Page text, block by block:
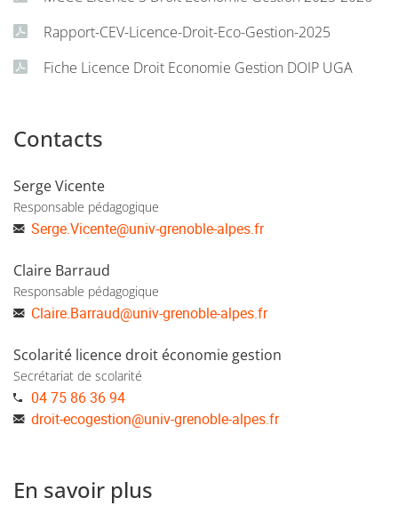
Rapport-CEV-Licence-Droit-Eco-Gestion-2025
Fiche Licence Droit Economie Gestion DOIP UGA
Contacts
Serge Vicente
Responsable pédagogique
Serge.Vicente@univ-grenoble-alpes.fr
Claire Barraud
Responsable pédagogique
Claire.Barraud@univ-grenoble-alpes.fr
Scolarité licence droit économie gestion
Secrétariat de scolarité
04 75 86 36 94
droit-ecogestion@univ-grenoble-alpes.fr
En savoir plus